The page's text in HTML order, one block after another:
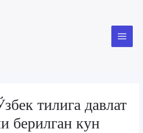
Main
тилига давлат
берилган кун